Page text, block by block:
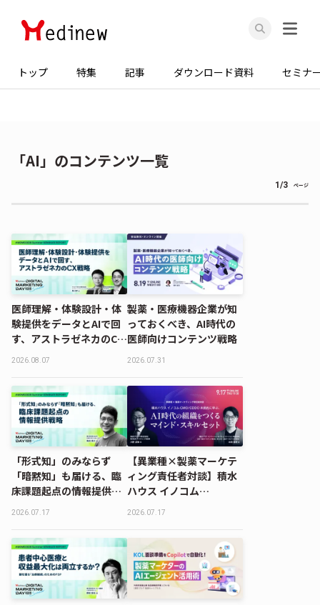
トップ 特集 記事 ダウンロード資料 セミナ
「AI」のコンテンツ一覧
1/3 ページ
医師理解・体験設計・体
験提供をデータとAIで回
す、アストラゼネカのCX
戦略｜MDMD2026
2026.08.07
製薬・医療機器企業が知
っておくべき、AI時代の
医師向けコンテンツ戦略
2026.07.31
「形式知」のみならず
「暗黙知」も届ける、臨
床課題起点の情報提供戦
略｜MDMD2026
2026.07.17
【異業種×製薬マーケテ
ィング責任者対談】積水
ハウス イノコム
CMO/CDDO 木田氏に学
るマインド・スキルセッ
ト
2026.07.17